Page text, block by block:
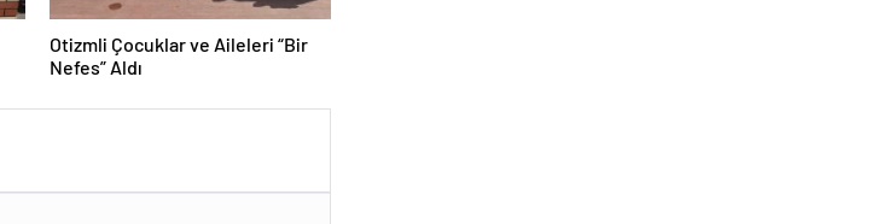
Otizmli Çocuklar ve Aileleri “Bir
Nefes” Aldı